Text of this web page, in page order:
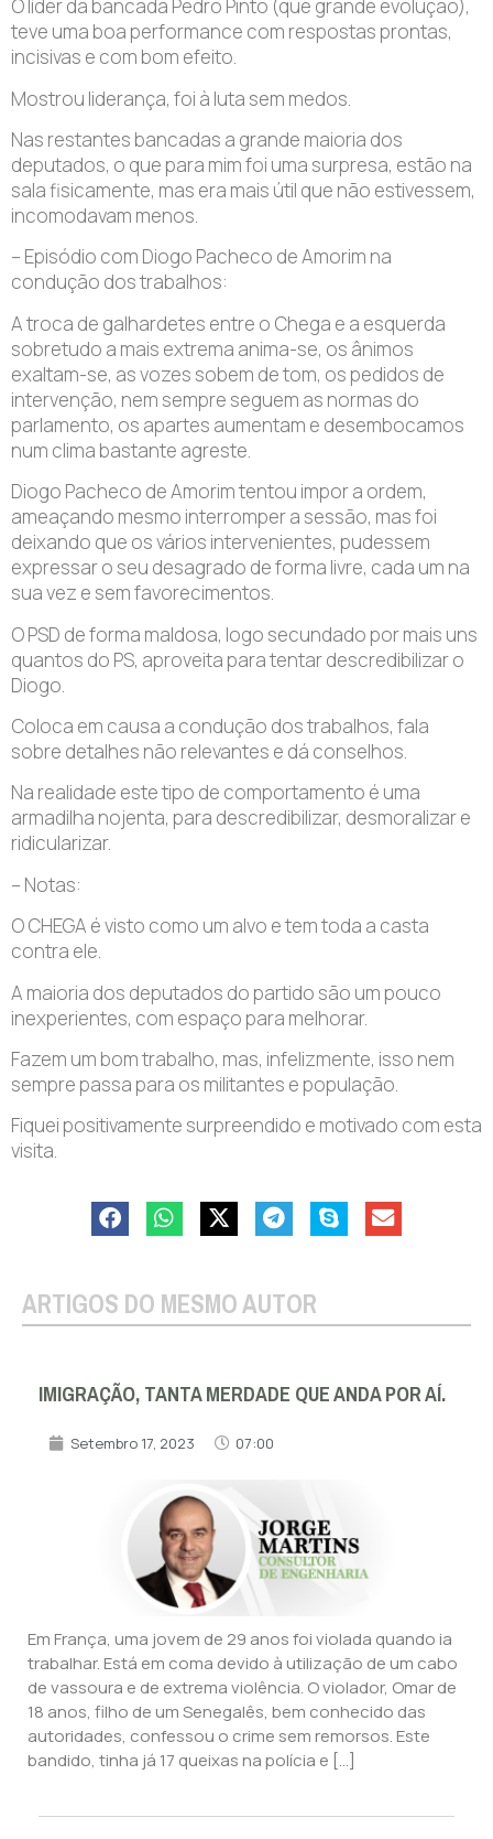
O líder da bancada Pedro Pinto (que grande evolução),
teve uma boa performance com respostas prontas,
incisivas e com bom efeito.
Mostrou liderança, foi à luta sem medos.
Nas restantes bancadas a grande maioria dos
deputados, o que para mim foi uma surpresa, estão na
sala fisicamente, mas era mais útil que não estivessem,
incomodavam menos.
– Episódio com Diogo Pacheco de Amorim na
condução dos trabalhos:
A troca de galhardetes entre o Chega e a esquerda
sobretudo a mais extrema anima-se, os ânimos
exaltam-se, as vozes sobem de tom, os pedidos de
intervenção, nem sempre seguem as normas do
parlamento, os apartes aumentam e desembocamos
num clima bastante agreste.
Diogo Pacheco de Amorim tentou impor a ordem,
ameaçando mesmo interromper a sessão, mas foi
deixando que os vários intervenientes, pudessem
expressar o seu desagrado de forma livre, cada um na
sua vez e sem favorecimentos.
O PSD de forma maldosa, logo secundado por mais uns
quantos do PS, aproveita para tentar descredibilizar o
Diogo.
Coloca em causa a condução dos trabalhos, fala
sobre detalhes não relevantes e dá conselhos.
Na realidade este tipo de comportamento é uma
armadilha nojenta, para descredibilizar, desmoralizar e
ridicularizar.
– Notas:
O CHEGA é visto como um alvo e tem toda a casta
contra ele.
A maioria dos deputados do partido são um pouco
inexperientes, com espaço para melhorar.
Fazem um bom trabalho, mas, infelizmente, isso nem
sempre passa para os militantes e população.
Fiquei positivamente surpreendido e motivado com esta
visita.
ARTIGOS DO MESMO AUTOR
IMIGRAÇÃO, TANTA MERDADE QUE ANDA POR AÍ.
Setembro 17, 2023 07:00
Em França, uma jovem de 29 anos foi violada quando ia
trabalhar. Está em coma devido à utilização de um cabo
de vassoura e de extrema violência. O violador, Omar de
18 anos, filho de um Senegalês, bem conhecido das
autoridades, confessou o crime sem remorsos. Este
bandido, tinha já 17 queixas na polícia e […]